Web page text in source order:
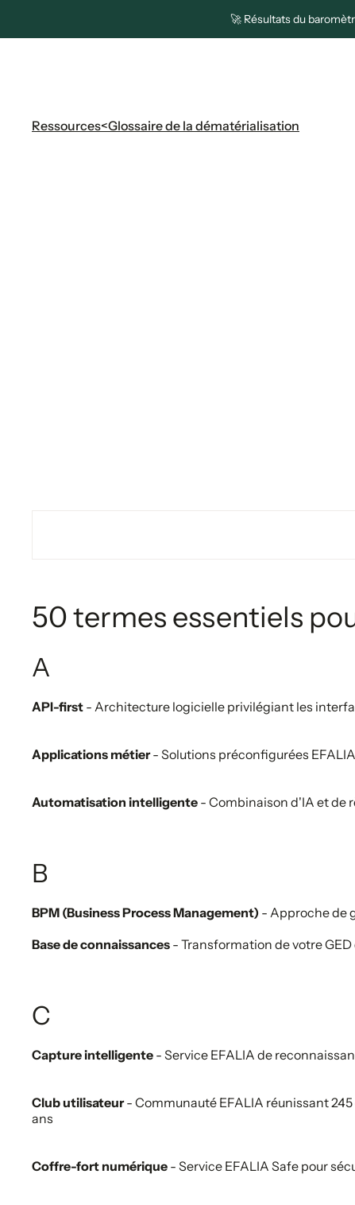
🚀 Résultats du
Ressources<Glossaire de la dématérialisation
50 termes essentiels
A
API-first - Architecture logicielle privilégiant les
Applications métier- Solutions préconfigurées
Automatisation intelligente - Combinaison d'IA et de
B
BPM (Business Process Management) - Approche de
Base de connaissances - Transformation de votre
C
Capture intelligente - Service EFALIA de
Club utilisateur- Communauté EFALIA réunissant
ans
Coffre-fort numérique - Service EFALIA Safe pour